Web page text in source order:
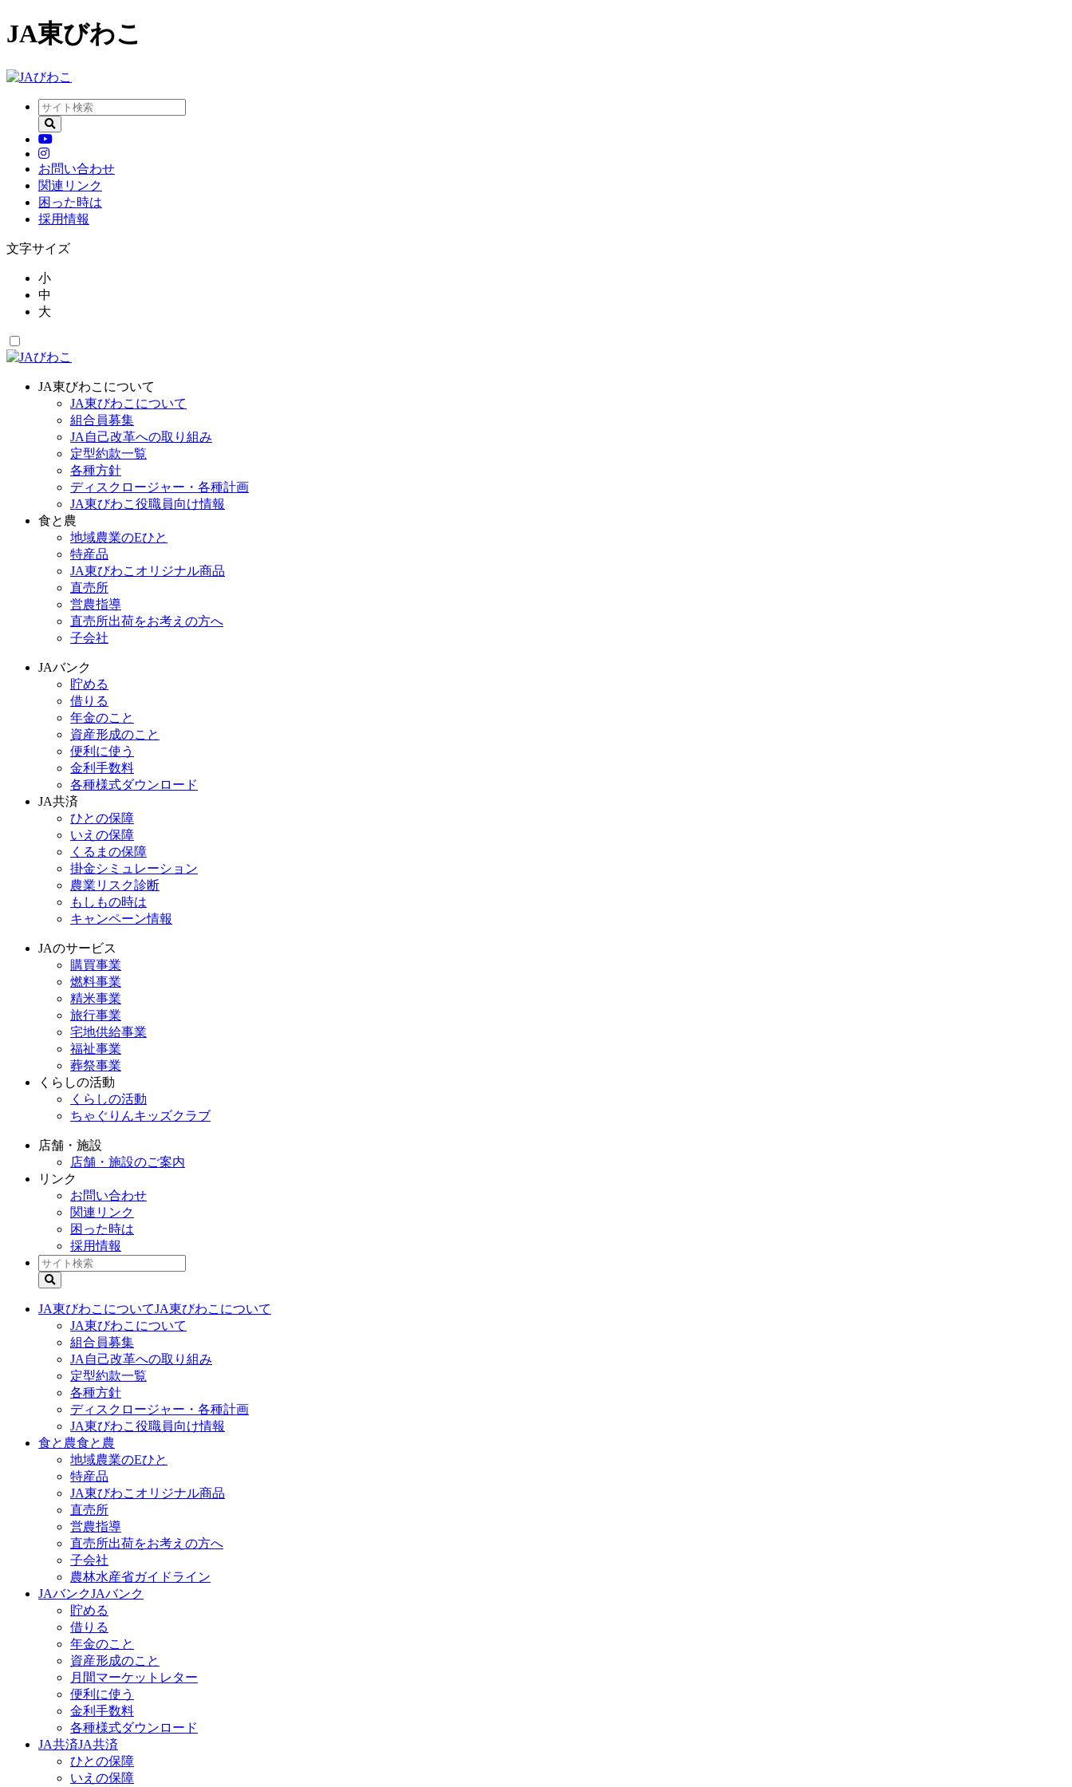
JA東びわこ
お問い合わせ
関連リンク
困った時は
採用情報
文字サイズ
小
中
大
JA東びわこについて
JA東びわこについて
組合員募集
JA自己改革への取り組み
定型約款一覧
各種方針
ディスクロージャー・各種計画
JA東びわこ役職員向け情報
食と農
地域農業のEひと
特産品
JA東びわこオリジナル商品
直売所
営農指導
直売所出荷をお考えの方へ
子会社
JAバンク
貯める
借りる
年金のこと
資産形成のこと
便利に使う
金利手数料
各種様式ダウンロード
JA共済
ひとの保障
いえの保障
くるまの保障
掛金シミュレーション
農業リスク診断
もしもの時は
キャンペーン情報
JAのサービス
購買事業
燃料事業
精米事業
旅行事業
宅地供給事業
福祉事業
葬祭事業
くらしの活動
くらしの活動
ちゃぐりんキッズクラブ
店舗・施設
店舗・施設のご案内
リンク
お問い合わせ
関連リンク
困った時は
採用情報
JA東びわこについてJA東びわこについて
JA東びわこについて
組合員募集
JA自己改革への取り組み
定型約款一覧
各種方針
ディスクロージャー・各種計画
JA東びわこ役職員向け情報
食と農食と農
地域農業のEひと
特産品
JA東びわこオリジナル商品
直売所
営農指導
直売所出荷をお考えの方へ
子会社
農林水産省ガイドライン
JAバンクJAバンク
貯める
借りる
年金のこと
資産形成のこと
月間マーケットレター
便利に使う
金利手数料
各種様式ダウンロード
JA共済JA共済
ひとの保障
いえの保障